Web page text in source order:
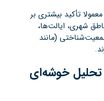
تأکید بیشتری بر
شهری، ایالت‌ها،
(مانند
تحلیل خوشه‌ای